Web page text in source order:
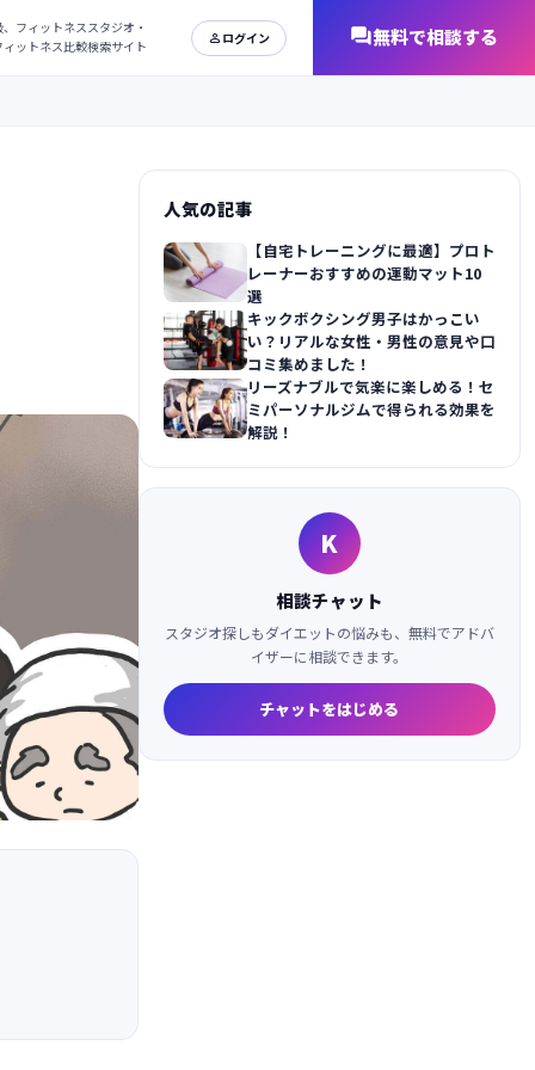
日本最大級、フィットネススタジオ・
オンラインフィットネス比較検索サイト
人気の記事
【自宅トレーニングに最適】プロト
レーナーおすすめの運動マット10
選
キックボクシング男子はかっこい
い？リアルな女性・男性の意見や口
コミ集めました！
リーズナブルで気楽に楽しめる！セ
ミパーソナルジムで得られる効果を
解説！
K
相談チャット
スタジオ探しもダイエットの悩みも、無料でアドバ
イザーに相談できます。
チャットをはじめる